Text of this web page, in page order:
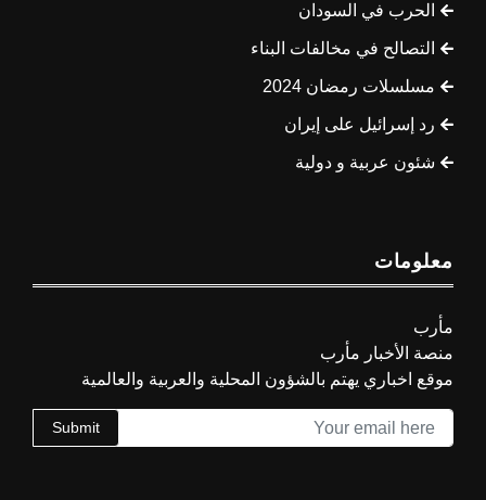
الحرب في السودان
التصالح في مخالفات البناء
مسلسلات رمضان 2024
رد إسرائيل على إيران
شئون عربية و دولية
معلومات
مأرب
منصة الأخبار مأرب
موقع اخباري يهتم بالشؤون المحلية والعربية والعالمية
Submit